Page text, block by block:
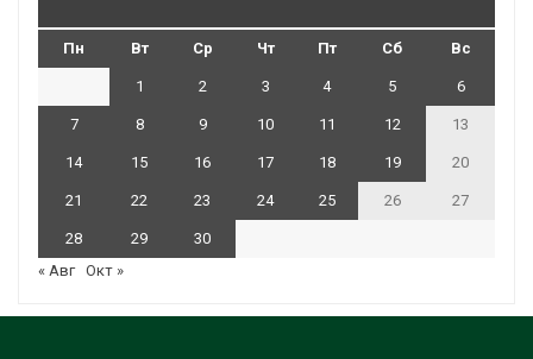
Пн Вт Ср Чт Пт Сб Вс
1 2 3 4 5 6
7 8 9 10 11 12 13
14 15 16 17 18 19 20
21 22 23 24 25 26 27
28 29
30
« Авг Окт »